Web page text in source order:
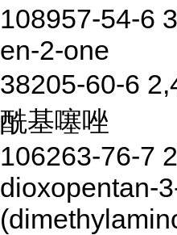
108957-54-6
en-2-one
38205-60-6
酰基噻唑
106263-76-7
dioxopentan-